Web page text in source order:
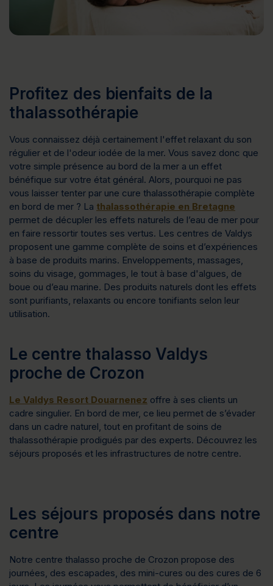
Profitez des bienfaits de la
thalassothérapie
Vous connaissez déjà certainement l'effet relaxant du son
régulier et de l'odeur iodée de la mer. Vous savez donc que
votre simple présence au bord de la mer a un effet
bénéfique sur votre état général. Alors, pourquoi ne pas
vous laisser tenter par une cure thalassothérapie complète
en bord de mer ? La thalassothérapie en Bretagne
permet de décupler les effets naturels de l’eau de mer pour
en faire ressortir toutes ses vertus. Les centres de Valdys
proposent une gamme complète de soins et d’expériences
à base de produits marins. Enveloppements, massages,
soins du visage, gommages, le tout à base d'algues, de
boue ou d’eau marine. Des produits naturels dont les effets
sont purifiants, relaxants ou encore tonifiants selon leur
utilisation.
Le centre thalasso Valdys
proche de Crozon
Le Valdys Resort Douarnenez offre à ses clients un
cadre singulier. En bord de mer, ce lieu permet de s’évader
dans un cadre naturel, tout en profitant de soins de
thalassothérapie prodigués par des experts. Découvrez les
séjours proposés et les infrastructures de notre centre.
Les séjours proposés dans notre
centre
Notre centre thalasso proche de Crozon propose des
journées, des escapades, des mini-cures ou des cures de 6